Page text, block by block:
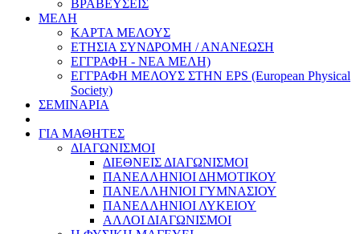
ΒΡΑΒΕΥΣΕΙΣ
ΜΕΛΗ
ΚΑΡΤΑ ΜΕΛΟΥΣ
ΕΤΗΣΙΑ ΣΥΝΔΡΟΜΗ / ΑΝΑΝΕΩΣΗ
ΕΓΓΡΑΦΗ - ΝΕΑ ΜΕΛΗ)
ΕΓΓΡΑΦΗ ΜΕΛΟΥΣ ΣΤΗΝ EPS (European Physical
Society)
ΣΕΜΙΝΑΡΙΑ
ΓΙΑ ΜΑΘΗΤΕΣ
ΔΙΑΓΩΝΙΣΜΟΙ
ΔΙΕΘΝΕΙΣ ΔΙΑΓΩΝΙΣΜΟΙ
ΠΑΝΕΛΛΗΝΙΟΙ ΔΗΜΟΤΙΚΟΥ
ΠΑΝΕΛΛΗΝΙΟΙ ΓΥΜΝΑΣΙΟΥ
ΠΑΝΕΛΛΗΝΙΟΙ ΛΥΚΕΙΟΥ
ΑΛΛΟΙ ΔΙΑΓΩΝΙΣΜΟΙ